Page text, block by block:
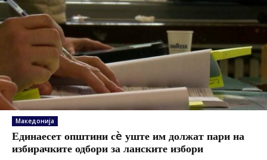
Македонија
Единаесет општини сè уште им должат пари на
избирачките одбори за ланските избори